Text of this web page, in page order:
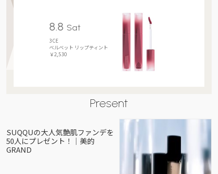
8.8 Sat
3CE
ベルベット リップティント
￥2,530
Present
SUQQUの大人気艶肌ファンデを
50人にプレゼント！｜美的
GRAND